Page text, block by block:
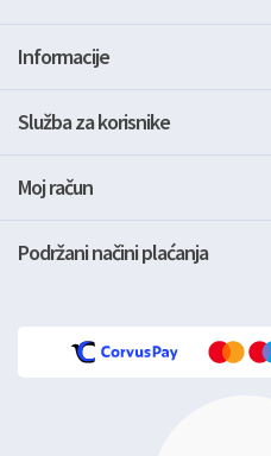
Informacije
Služba za korisnike
Moj račun
Podržani načini plaćanja